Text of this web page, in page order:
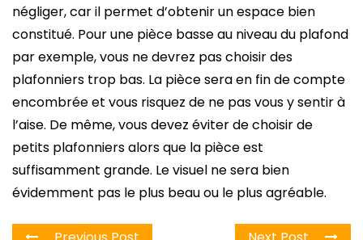
négliger, car il permet d’obtenir un espace bien
constitué. Pour une pièce basse au niveau du plafond
par exemple, vous ne devrez pas choisir des
plafonniers trop bas. La pièce sera en fin de compte
encombrée et vous risquez de ne pas vous y sentir à
l’aise. De même, vous devez éviter de choisir de
petits plafonniers alors que la pièce est
suffisamment grande. Le visuel ne sera bien
évidemment pas le plus beau ou le plus agréable.